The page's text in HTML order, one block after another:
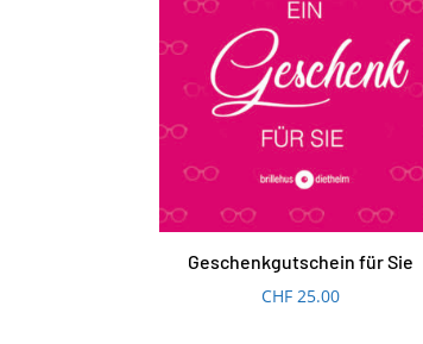
Geschenkgutschein für Sie
CHF25.00